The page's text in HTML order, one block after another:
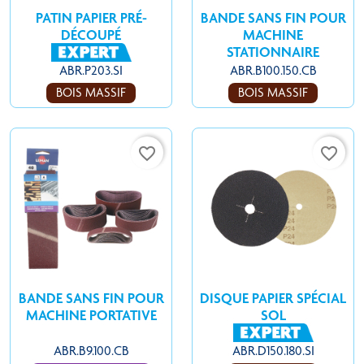
PATIN PAPIER PRÉ-
DÉCOUPÉ
ABR.P203.SI
BOIS MASSIF
BANDE SANS FIN POUR
MACHINE
STATIONNAIRE
ABR.B100.150.CB
BOIS MASSIF
favorite_border
BANDE SANS FIN POUR
MACHINE PORTATIVE
ABR.B9.100.CB
favorite_border
DISQUE PAPIER SPÉCIAL
SOL
ABR.D150.180.SI